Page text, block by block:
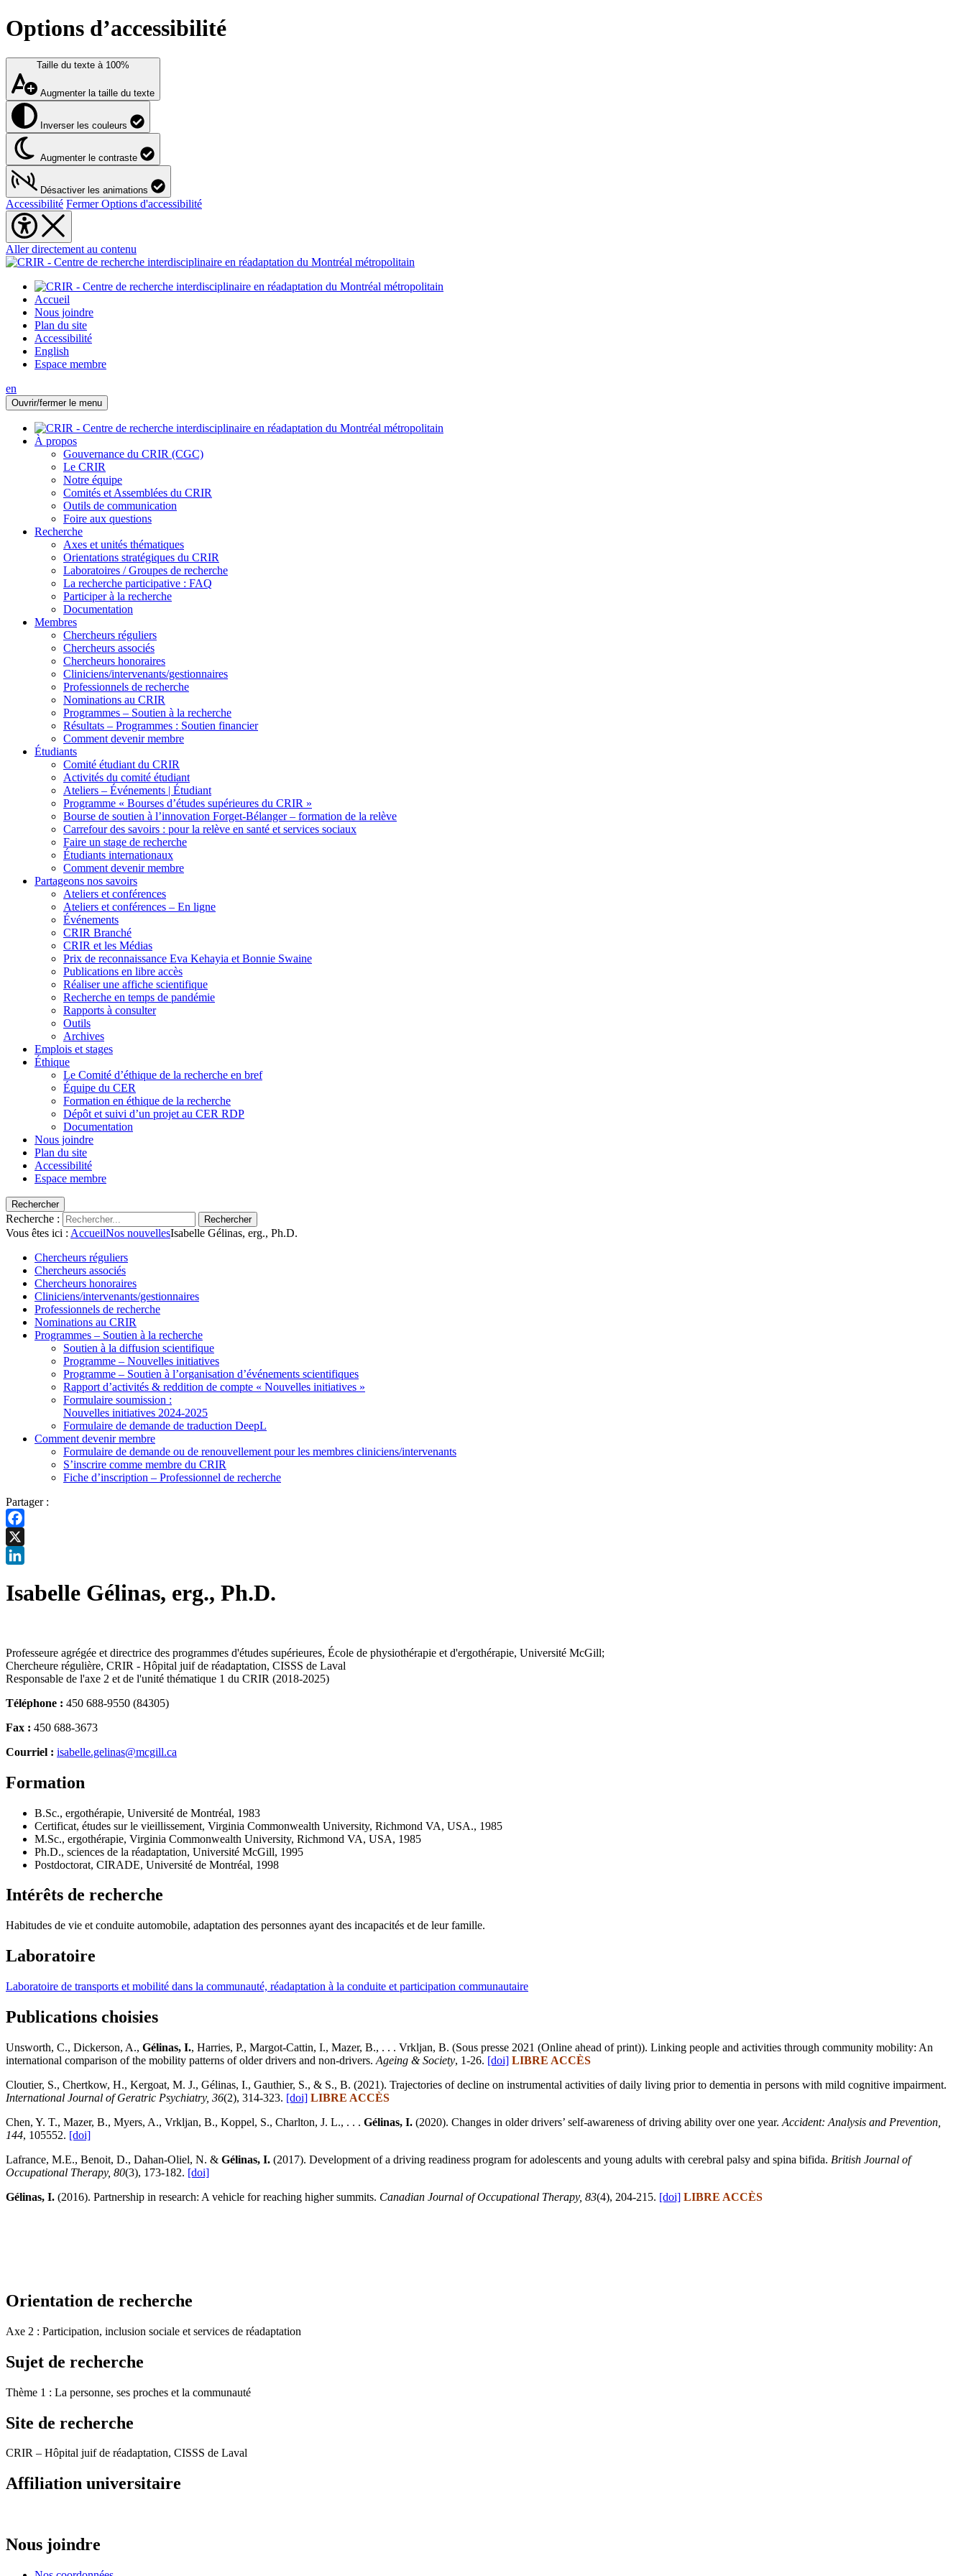
Options d’accessibilité
Taille du texte à 100%
Augmenter la taille du texte
Inverser les couleurs
Augmenter le contraste
Désactiver les animations
Accessibilité Fermer Options d'accessibilité
Aller directement au contenu
Accueil
Nous joindre
Plan du site
Accessibilité
English
Espace membre
en
Ouvrir/fermer le menu
À propos
Gouvernance du CRIR (CGC)
Le CRIR
Notre équipe
Comités et Assemblées du CRIR
Outils de communication
Foire aux questions
Recherche
Axes et unités thématiques
Orientations stratégiques du CRIR
Laboratoires / Groupes de recherche
La recherche participative : FAQ
Participer à la recherche
Documentation
Membres
Chercheurs réguliers
Chercheurs associés
Chercheurs honoraires
Cliniciens/intervenants/gestionnaires
Professionnels de recherche
Nominations au CRIR
Programmes – Soutien à la recherche
Résultats – Programmes : Soutien financier
Comment devenir membre
Étudiants
Comité étudiant du CRIR
Activités du comité étudiant
Ateliers – Événements | Étudiant
Programme « Bourses d’études supérieures du CRIR »
Bourse de soutien à l’innovation Forget-Bélanger – formation de la relève
Carrefour des savoirs : pour la relève en santé et services sociaux
Faire un stage de recherche
Étudiants internationaux
Comment devenir membre
Partageons nos savoirs
Ateliers et conférences
Ateliers et conférences – En ligne
Événements
CRIR Branché
CRIR et les Médias
Prix de reconnaissance Eva Kehayia et Bonnie Swaine
Publications en libre accès
Réaliser une affiche scientifique
Recherche en temps de pandémie
Rapports à consulter
Outils
Archives
Emplois et stages
Éthique
Le Comité d’éthique de la recherche en bref
Équipe du CER
Formation en éthique de la recherche
Dépôt et suivi d’un projet au CER RDP
Documentation
Nous joindre
Plan du site
Accessibilité
Espace membre
Rechercher
Recherche : Rechercher
Vous êtes ici : AccueilNos nouvellesIsabelle Gélinas, erg., Ph.D.
Chercheurs réguliers
Chercheurs associés
Chercheurs honoraires
Cliniciens/intervenants/gestionnaires
Professionnels de recherche
Nominations au CRIR
Programmes – Soutien à la recherche
Soutien à la diffusion scientifique
Programme – Nouvelles initiatives
Programme – Soutien à l’organisation d’événements scientifiques
Rapport d’activités & reddition de compte « Nouvelles initiatives »
Formulaire soumission :
Nouvelles initiatives 2024-2025
Formulaire de demande de traduction DeepL
Comment devenir membre
Formulaire de demande ou de renouvellement pour les membres cliniciens/intervenants
S’inscrire comme membre du CRIR
Fiche d’inscription – Professionnel de recherche
Partager :
Facebook
X
Isabelle Gélinas, erg., Ph.D.
Professeure agrégée et directrice des programmes d'études supérieures, École de physiothérapie et d'ergothérapie, Université McGill;
Chercheure régulière, CRIR - Hôpital juif de réadaptation, CISSS de Laval
Responsable de l'axe 2 et de l'unité thématique 1 du CRIR (2018-2025)
Téléphone : 450 688-9550 (84305)
Fax : 450 688-3673
Courriel : isabelle.gelinas@mcgill.ca
Formation
B.Sc., ergothérapie, Université de Montréal, 1983
Certificat, études sur le vieillissement, Virginia Commonwealth University, Richmond VA, USA., 1985
M.Sc., ergothérapie, Virginia Commonwealth University, Richmond VA, USA, 1985
Ph.D., sciences de la réadaptation, Université McGill, 1995
Postdoctorat, CIRADE, Université de Montréal, 1998
Intérêts de recherche
Habitudes de vie et conduite automobile, adaptation des personnes ayant des incapacités et de leur famille.
Laboratoire
Laboratoire de transports et mobilité dans la communauté, réadaptation à la conduite et participation communautaire
Publications choisies
Unsworth, C., Dickerson, A., Gélinas, I., Harries, P., Margot-Cattin, I., Mazer, B., . . . Vrkljan, B. (Sous presse 2021 (Online ahead of print)). Linking people and activities through community mobility: An
international comparison of the mobility patterns of older drivers and non-drivers. Ageing & Society, 1-26. [doi] LIBRE ACCÈS
Cloutier, S., Chertkow, H., Kergoat, M. J., Gélinas, I., Gauthier, S., & S., B. (2021). Trajectories of decline on instrumental activities of daily living prior to dementia in persons with mild cognitive impairment.
International Journal of Geratric Psychiatry, 36(2), 314-323. [doi] LIBRE ACCÈS
Chen, Y. T., Mazer, B., Myers, A., Vrkljan, B., Koppel, S., Charlton, J. L., . . . Gélinas, I. (2020). Changes in older drivers’ self-awareness of driving ability over one year. Accident: Analysis and Prevention,
144, 105552. [doi]
Lafrance, M.E., Benoit, D., Dahan-Oliel, N. & Gélinas, I. (2017). Development of a driving readiness program for adolescents and young adults with cerebral palsy and spina bifida. British Journal of
Occupational Therapy, 80(3), 173-182. [doi]
Gélinas, I. (2016). Partnership in research: A vehicle for reaching higher summits. Canadian Journal of Occupational Therapy, 83(4), 204-215. [doi] LIBRE ACCÈS
Orientation de recherche
Axe 2 : Participation, inclusion sociale et services de réadaptation
Sujet de recherche
Thème 1 : La personne, ses proches et la communauté
Site de recherche
CRIR – Hôpital juif de réadaptation, CISSS de Laval
Affiliation universitaire
Nous joindre